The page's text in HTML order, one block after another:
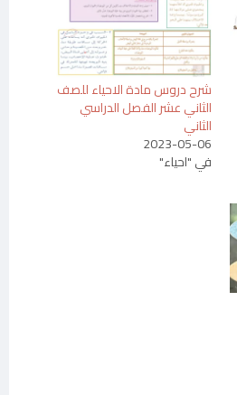
شرح دروس مادة الاحياء للصف
الثاني عشر الفصل الدراسي
الثاني
2023-05-06
في "احياء"